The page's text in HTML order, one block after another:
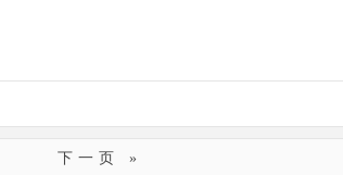
下一页 »